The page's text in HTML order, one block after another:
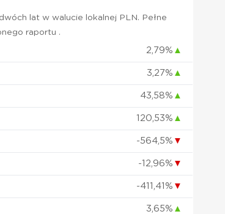
lat w walucie lokalnej PLN. Pełne
raportu .
2,79% ▲
3,27% ▲
43,58% ▲
120,53% ▲
-564,5% ▼
-12,96% ▼
-411,41% ▼
3,65% ▲